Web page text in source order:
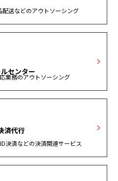
送などのアウトソーシング
センター
業務のアウトソーシング
済代行
決済などの決済関連サービス